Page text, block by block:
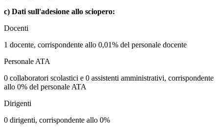
c) Dati sull'adesione allo sciopero:
Docenti
1 docente, corrispondente allo 0,01% del personale docente
Personale ATA
0 collaboratori scolastici e 0 assistenti amministrativi, corrispondente
allo 0% del personale ATA
Dirigenti
0 dirigenti, corrispondente allo 0%